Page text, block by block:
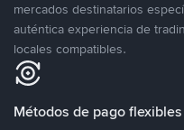
mercados destinatarios
auténtica experiencia de
locales compatibles.
Métodos de pago flexibles